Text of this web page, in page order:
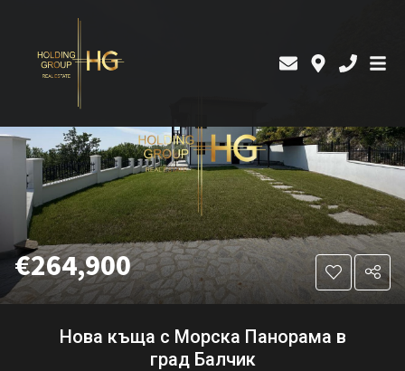
€264,900
Нова къща с Морска Панорама в
град Балчик